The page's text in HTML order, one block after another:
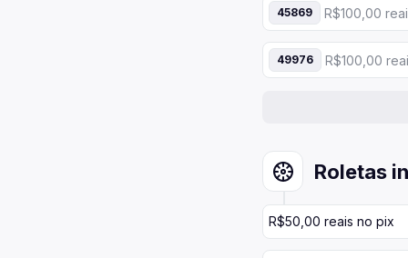
45869 R$100,00
49976 R$100,00
Roletas
R$50,00 reais no pix